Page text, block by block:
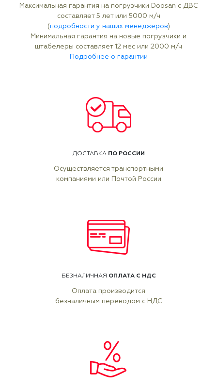
Максимальная гарантия на погрузчики Doosan с ДВС
составляет 5 лет или 5000 м/ч
(подробности у наших менеджеров)
Минимальная гарантия на новые погрузчики и
штабелеры составляет 12 мес или 2000 м/ч
Подробнее о гарантии
ДОСТАВКА ПО РОССИИ
Осуществляется транспортными
компаниями или Почтой России
БЕЗНАЛИЧНАЯ ОПЛАТА С НДС
Оплата производится
безналичным переводом с НДС